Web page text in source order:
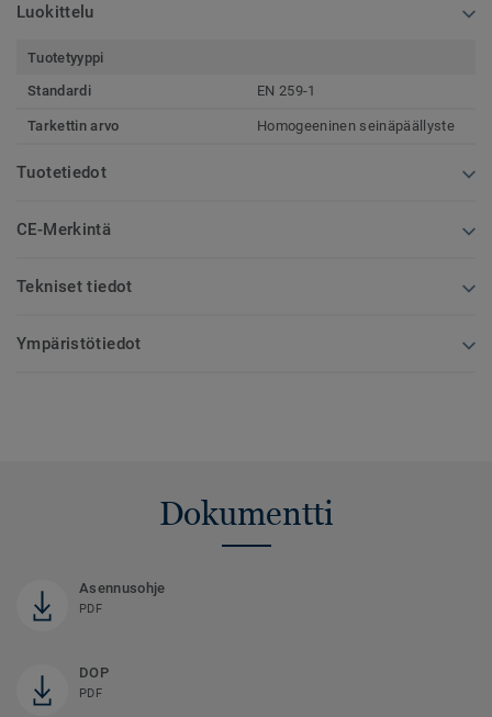
Luokittelu
Tuotetyyppi
Standardi
EN 259-1
Tarkettin arvo Homogeeninen seinäpäällyste
Tuotetiedot
CE-Merkintä
Tekniset tiedot
Ympäristötiedot
Dokumentti
Asennusohje
PDF
DOP
PDF